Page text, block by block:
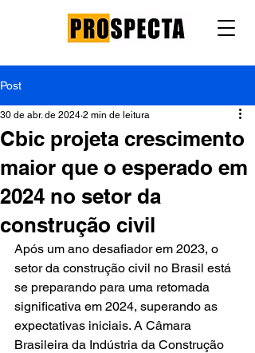
Post
Cbic projeta crescimento
maior que o esperado em
2024 no setor da
construção civil
30 de abr. de 2024 2 min de leitura
Após um ano desafiador em 2023, o
setor da construção civil no Brasil está
se preparando para uma retomada
significativa em 2024, superando as
expectativas iniciais. A Câmara
Brasileira da Indústria da Construção